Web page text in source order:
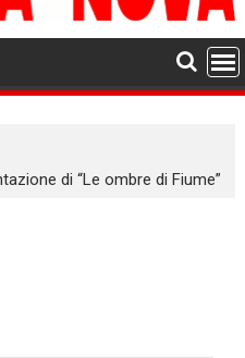
di “Le ombre di Fiume”